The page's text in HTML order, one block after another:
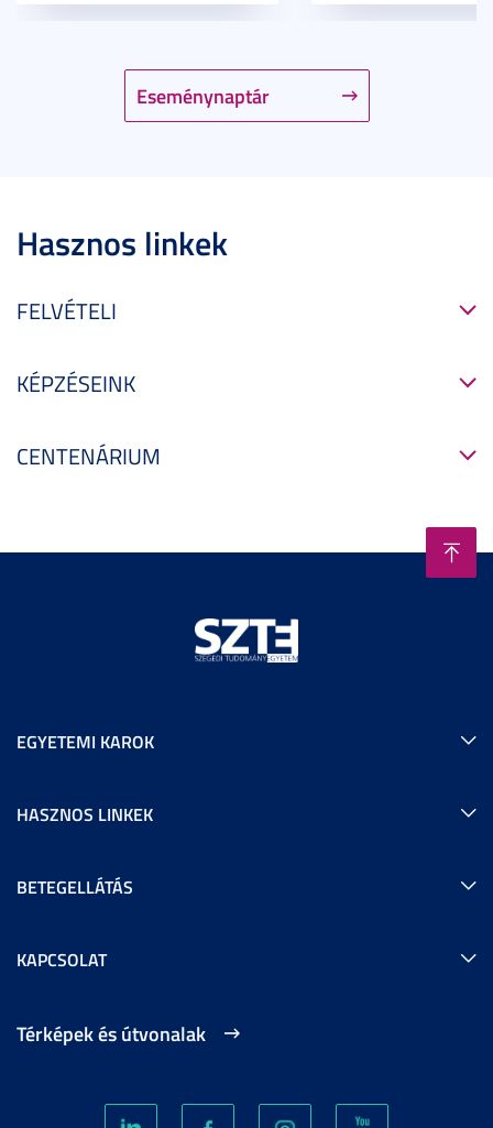
Eseménynaptár
Hasznos linkek
FELVÉTELI
KÉPZÉSEINK
CENTENÁRIUM
EGYETEMI KAROK
HASZNOS LINKEK
BETEGELLÁTÁS
KAPCSOLAT
Térképek és útvonalak